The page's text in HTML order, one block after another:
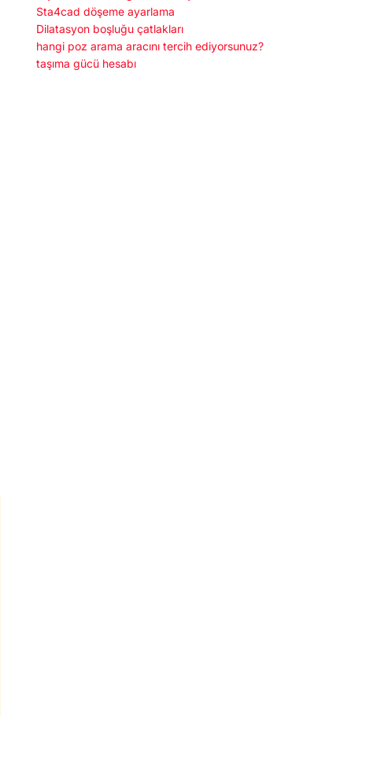
Sta4cad döşeme ayarlama
Dilatasyon boşluğu çatlakları
hangi poz arama aracını tercih ediyorsunuz?
taşıma gücü hesabı